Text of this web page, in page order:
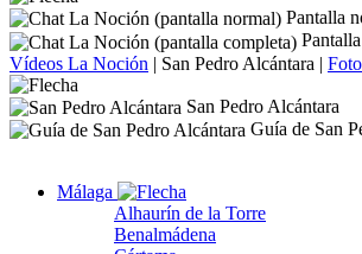
Pantalla
Vídeos La Noción | San Pedro Alcántara |
San Pedro Alcántara
Guía de San
Málaga
Alhaurín de la Torre
Benalmádena